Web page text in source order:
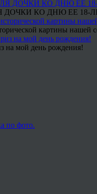
КО ДНЮ ЕЕ 18-
картины
на мой день рождения!
по фото.